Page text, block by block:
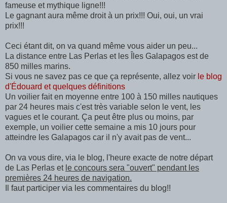
fameuse et mythique ligne!!!
Le gagnant aura même droit à un prix!!! Oui, oui, un vrai
prix!!!
Ceci étant dit, on va quand même vous aider un peu...
La distance entre Las Perlas et les Îles Galapagos est de
850 milles marins.
Si vous ne savez pas ce que ça représente, allez voir le blog
d'Édouard et quelques définitions
Un voilier fait en moyenne entre 100 à 150 milles nautiques
par 24 heures mais c'est très variable selon le vent, les
vagues et le courant. Ça peut être plus ou moins, par
exemple, un voilier cette semaine a mis 10 jours pour
atteindre les Galapagos car il n'y avait pas de vent...
On va vous dire, via le blog, l'heure exacte de notre départ
de Las Perlas et le concours sera "ouvert" pendant les
premières 24 heures de navigation.
Il faut participer via les commentaires du blog!!